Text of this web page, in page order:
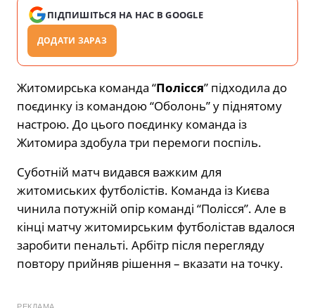
ПІДПИШІТЬСЯ НА НАС В GOOGLE
ДОДАТИ ЗАРАЗ
Житомирська команда “Полісся” підходила до
поєдинку із командою “Оболонь” у піднятому
настрою. До цього поєдинку команда із
Житомира здобула три перемоги поспіль.
Суботній матч видався важким для
житомиських футболістів. Команда із Києва
чинила потужній опір команді “Полісся”. Але в
кінці матчу житомирським футболістав вдалося
заробити пенальті. Арбітр після перегляду
повтору прийняв рішення – вказати на точку.